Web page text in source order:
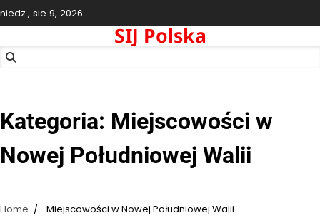
Skip
to
niedz., sie 9, 2026
SIJ Polska
Kategoria: Miejscowości w
Nowej Południowej Walii
Home Miejscowości w Nowej Południowej Walii